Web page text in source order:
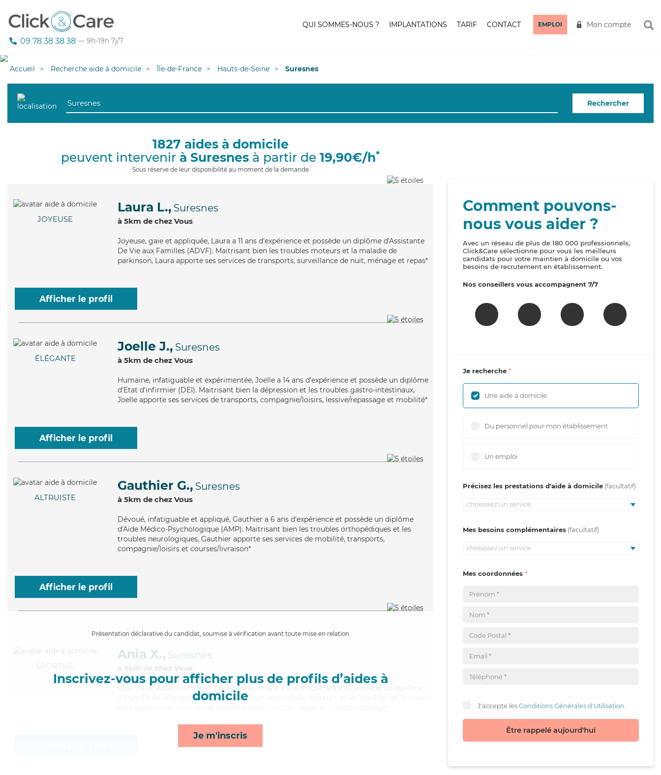
09 78 38 38 38 — 9h-19h 7j/7
QUI SOMMES-NOUS ? IMPLANTATIONS TARIF CONTACT EMPLOI Mon compte
Accueil Recherche aide à domicile Île-de-France Hauts-de-Seine Suresnes
Rechercher
1827 aides à domicile
peuvent intervenir à Suresnes à partir de 19,90€/h*
Sous réserve de leur disponibilité au moment de la demande
JOYEUSE
Laura L., Suresnes
à 5km de chez Vous
Joyeuse, gaie et appliquée, Laura a 11 ans d'expérience et possède un diplôme d'Assistante
De Vie aux Familles (ADVF). Maitrisant bien les troubles moteurs et la maladie de
parkinson, Laura apporte ses services de transports, surveillance de nuit, ménage et repas*
Afficher le profil
ÉLÉGANTE
Joelle J., Suresnes
à 5km de chez Vous
Humaine, infatiguable et expérimentée, Joelle a 14 ans d'expérience et possède un diplôme
d'Etat d'infirmier (DEI). Maitrisant bien la dépression et les troubles gastro-intestinaux,
Joelle apporte ses services de transports, compagnie/loisirs, lessive/repassage et mobilité*
Afficher le profil
ALTRUISTE
Gauthier G., Suresnes
à 5km de chez Vous
Dévoué, infatiguable et appliqué, Gauthier a 6 ans d'expérience et possède un diplôme
d'Aide Médico-Psychologique (AMP). Maitrisant bien les troubles orthopédiques et les
troubles neurologiques, Gauthier apporte ses services de mobilité, transports,
compagnie/loisirs et courses/livraison*
Afficher le profil
Présentation déclarative du candidat, soumise à vérification avant toute mise en relation
Inscrivez-vous pour afficher plus de profils d’aides à
domicile
Je m'inscris
SPORTIVE
Ania X., Suresnes
à 5km de chez Vous
Volontaire
, expérimentée et minutieuse, Ania a 8 ans d'expérience et possède un diplôme
d'Etat d'aide-soignant (AS). Maitrisant bien les troubles moteurs et les troubles de la vision,
Comment pouvons-
nous vous aider ?
Avec un réseau de plus de 180 000 professionnels,
Click&Care sélectionne pour vous les meilleurs
candidats pour votre maintien à domicile ou vos
besoins de recrutement en établissement.
Nos conseillers vous accompagnent 7/7
Je recherche
Une aide à domicile
Du personnel pour mon établissement
Un emploi
Précisez les prestations d'aide à domicile
choisissez un service
Mes besoins complémentaires
choisissez un service
Mes coordonnées
J'accepte lesConditions Générales d'Utilisation
Être rappelé aujourd'hui